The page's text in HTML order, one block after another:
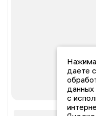
даете
данных
с